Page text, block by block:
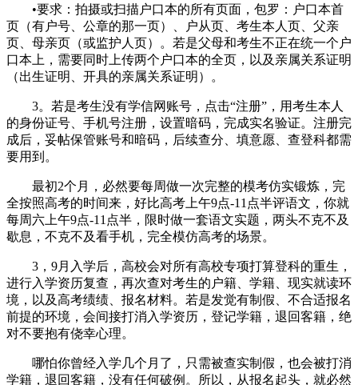
•要求：拍摄或扫描户口本的所有页面，包罗：户口本首
页（有户号、公章的那一页）、户从页、考生本人页、父亲
页、母亲页（或监护人页）。若是父母和考生不正在统一个户
口本上，需要同时上传两个户口本的全页，以及亲属关系证明
（出生证明、开具的亲属关系证明）。
3。若是考生没有学信网账号，点击“注册”，用考生本人
的身份证号、手机号注册，设置暗码，完成实名验证。注册完
成后，妥帖保管账号和暗码，后续查分、填意愿、查登科都需
要用到。
最初2个月，必然要每周做一次完整的模考仿实锻炼，完
全按照高考的时间来，好比高考上午9点-11点半评语文，你就
每周六上午9点-11点半，限时做一套语文实题，两头不克不及
歇息，不克不及看手机，完全模仿高考的场景。
3，9月入学后，高校会对所有高校专项打算登科的重生，
进行入学资历复查，再次查对考生的户籍、学籍、现实就读环
境，以及高考绩绩、报名材料。若是发觉有制假、不合适报名
前提的环境，会间接打消入学资历，登记学籍，退回客籍，绝
对不要抱有侥幸心理。
哪怕你曾经入学几个月了，只需被查实制假，也会被打消
学籍，退回客籍，没有任何破例。所以，从报名起头，就必然